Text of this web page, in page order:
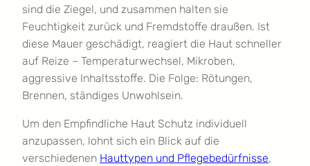
sind die Ziegel, und zusammen halten sie
Feuchtigkeit zurück und Fremdstoffe draußen. Ist
diese Mauer geschädigt, reagiert die Haut schneller
auf Reize – Temperaturwechsel, Mikroben,
aggressive Inhaltsstoffe. Die Folge: Rötungen,
Brennen, ständiges Unwohlsein.
Um den Empfindliche Haut Schutz individuell
anzupassen, lohnt sich ein Blick auf die
verschiedenen Hauttypen und Pflegebedürfnisse,